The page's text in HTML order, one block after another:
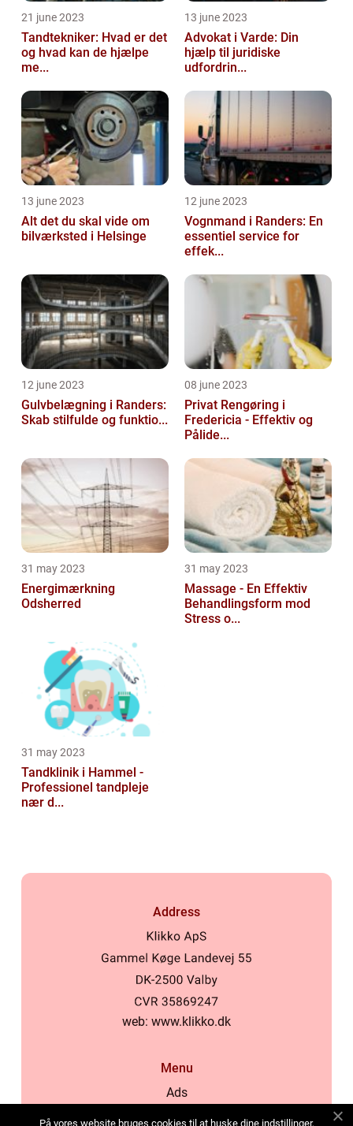
21 june 2023
Tandtekniker: Hvad er det
og hvad kan de hjælpe
me...
13 june 2023
Advokat i Varde: Din
hjælp til juridiske
udfordrin...
13 june 2023
Alt det du skal vide om
bilværksted i Helsinge
12 june 2023
Vognmand i Randers: En
essentiel service for
effek...
12 june 2023
Gulvbelægning i Randers:
Skab stilfulde og funktio...
08 june 2023
Privat Rengøring i
Fredericia - Effektiv og
Pålide...
31 may 2023
Energimærkning
Odsherred
31 may 2023
Massage - En Effektiv
Behandlingsform mod
Stress o...
31 may 2023
Tandklinik i Hammel -
Professionel tandpleje
nær d...
Address
web: www.klikko.dk
Menu
Ads
På vores website bruges cookies til at huske dine indstillinger,